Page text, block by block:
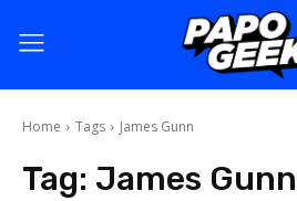
Home Tags James Gunn
Tag: James Gunn